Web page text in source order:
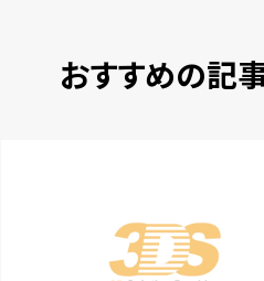
おすすめの記